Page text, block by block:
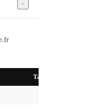
Taille